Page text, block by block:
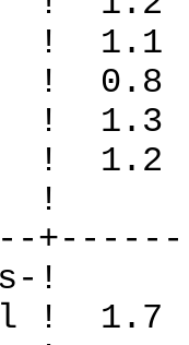
!
!
!
!
!